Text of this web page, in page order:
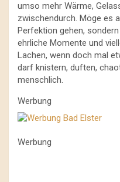
umso mehr Wärme,
zwischendurch. Möge es
Perfektion gehen,
ehrliche Momente und
Lachen, wenn doch mal
darf knistern, duften,
menschlich.
Werbung
Werbung